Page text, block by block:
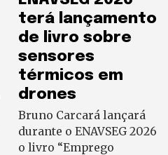
terá lançamento
de livro sobre
sensores
térmicos em
drones
Bruno Carcará lançará
durante o ENAVSEG 2026
o livro “Emprego